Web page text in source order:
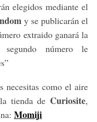
elegidos mediante el
y se publicarán el
extraido ganará la
número le
necesitas como el aire
tienda de Curiosite,
Momiji